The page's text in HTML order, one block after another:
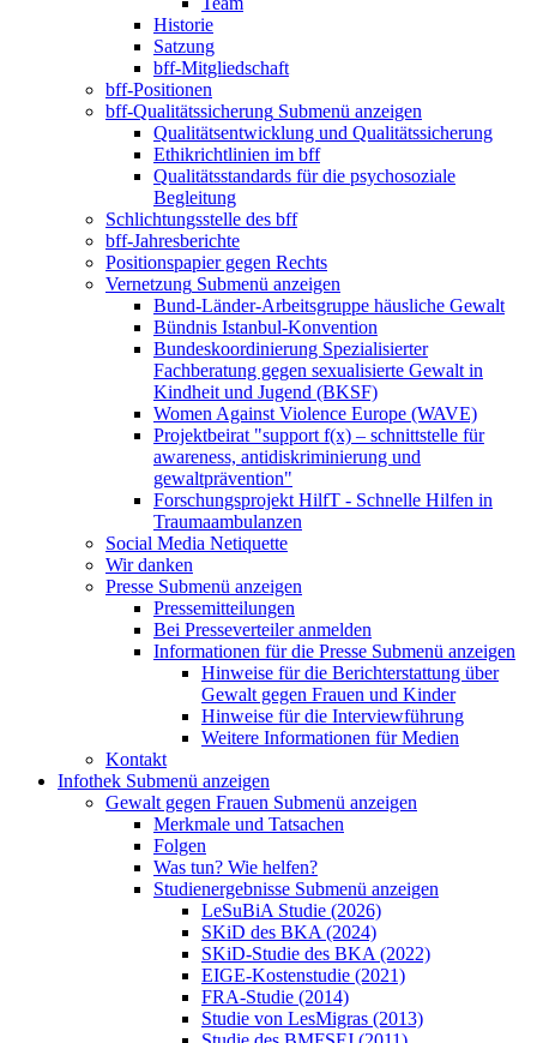
Historie
Satzung
bff-Mitgliedschaft
bff-Positionen
bff-Qualitätssicherung Submenü anzeigen
Qualitätsentwicklung und Qualitätssicherung
Ethikrichtlinien im bff
Qualitätsstandards für die psychosoziale
Begleitung
Schlichtungsstelle des bff
bff-Jahresberichte
Positionspapier gegen Rechts
Vernetzung Submenü anzeigen
Bund-Länder-Arbeitsgruppe häusliche Gewalt
Bündnis Istanbul-Konvention
Bundeskoordinierung Spezialisierter
Fachberatung gegen sexualisierte Gewalt in
Kindheit und Jugend (BKSF)
Women Against Violence Europe (WAVE)
Projektbeirat "support f(x) – schnittstelle für
awareness, antidiskriminierung und
gewaltprävention"
Forschungsprojekt HilfT - Schnelle Hilfen in
Traumaambulanzen
Social Media Netiquette
Wir danken
Presse Submenü anzeigen
Pressemitteilungen
Bei Presseverteiler anmelden
Informationen für die Presse Submenü anzeigen
Hinweise für die Berichterstattung über
Gewalt gegen Frauen und Kinder
Hinweise für die Interviewführung
Weitere Informationen für Medien
Kontakt
Infothek Submenü anzeigen
Gewalt gegen Frauen Submenü anzeigen
Merkmale und Tatsachen
Folgen
Was tun? Wie helfen?
Studienergebnisse Submenü anzeigen
LeSuBiA Studie (2026)
SKiD des BKA (2024)
SKiD-Studie des BKA (2022)
EIGE-Kostenstudie (2021)
FRA-Studie (2014)
Studie von LesMigras (2013)